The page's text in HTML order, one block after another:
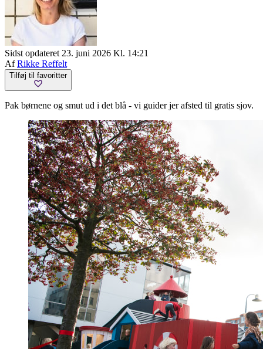
Sidst opdateret 23. juni 2026 Kl. 14:21
AfRikke Reffelt
Tilføj til favoritter
Pak børnene og smut ud i det blå - vi guider jer afsted til gratis sjov.